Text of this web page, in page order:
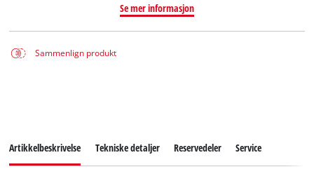
Se mer informasjon
Sammenlign produkt
Artikkelbeskrivelse Tekniske detaljer Reservedeler Service